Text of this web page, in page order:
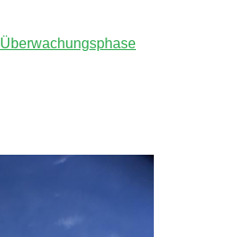
Überwachungsphase